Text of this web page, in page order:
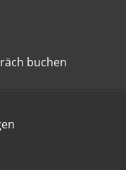
buchen